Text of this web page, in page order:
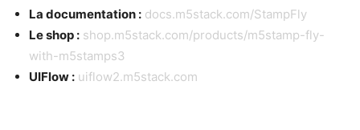
La documentation : docs.m5stack.com/StampFly
Le shop : shop.m5stack.com/products/m5stamp-fly-
with-m5stamps3
UIFlow : uiflow2.m5stack.com